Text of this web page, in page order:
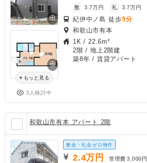
もっと見る
3人検討中
敷
3.7万円 礼 3.7万円
紀伊中ノ島 徒歩9分
和歌山市有本
1K / 22.6m²
2階 / 地上2階建
築8年 / 賃貸アパート
和歌山市有本 アパート 2階
敷金・礼金ゼロ物件
2.4万円 管理費 3,000円